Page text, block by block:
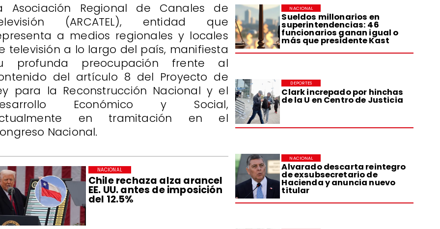
Sueldos millonarios en
superintendencias: 46
funcionarios ganan igual o
más que presidente Kast
NACIONAL
Clark increpado por hinchas
de la U en Centro de Justicia
DEPORTES
Alvarado descarta reintegro
de exsubsecretario de
Hacienda y anuncia nuevo
titular
NACIONAL
Chile rechaza alza arancel
EE. UU. antes de imposición
del 12.5%
NACIONAL
Asociación Regional de Canales de
(ARCATEL), entidad que
a medios regionales y locales
televisión a lo largo del país, manifiesta
profunda preocupación frente al
del artículo 8 del Proyecto de
para la Reconstrucción Nacional y el
Económico y Social,
en tramitación en el
Nacional.